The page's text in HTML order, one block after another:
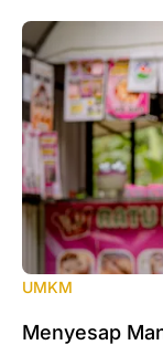
UMKM
Menyesap